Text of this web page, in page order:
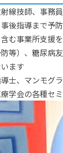
線技師、事務員
後指導まで予
む事業所支援
等）、糖尿病
ます
士、マンモグ
学会の各種セ